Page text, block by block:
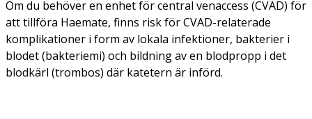
Om du behöver en enhet för central venaccess (CVAD) för
att tillföra Haemate, finns risk för CVAD-relaterade
komplikationer i form av lokala infektioner, bakterier i
blodet (bakteriemi) och bildning av en blodpropp i det
blodkärl (trombos) där katetern är införd.